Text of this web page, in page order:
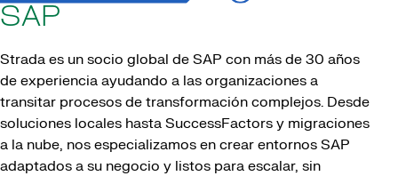
SAP
Strada es un socio global de SAP con más de 30 años
de experiencia ayudando a las organizaciones a
transitar procesos de transformación complejos. Desde
soluciones locales hasta SuccessFactors y migraciones
a la nube, nos especializamos en crear entornos SAP
adaptados a su negocio y listos para escalar, sin